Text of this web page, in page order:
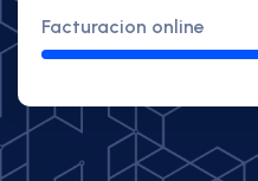
Facturacion online